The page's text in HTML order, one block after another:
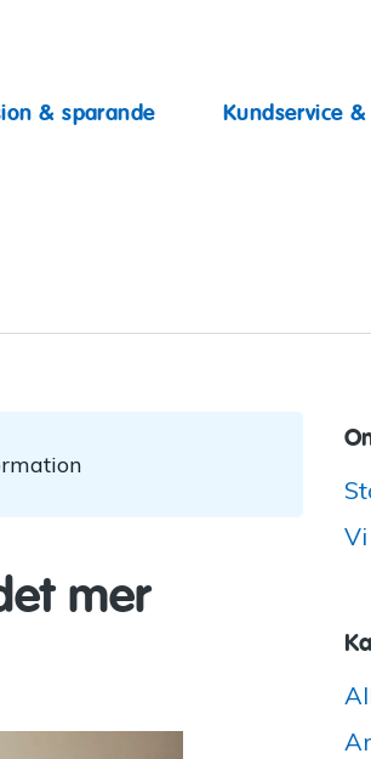
& sparande Kundservice
mer